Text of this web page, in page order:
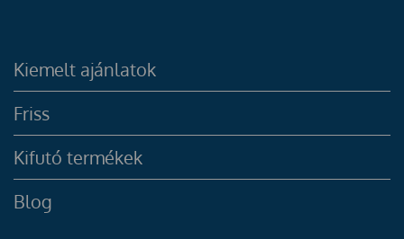
Kiemelt ajánlatok
Friss
Kifutó termékek
Blog